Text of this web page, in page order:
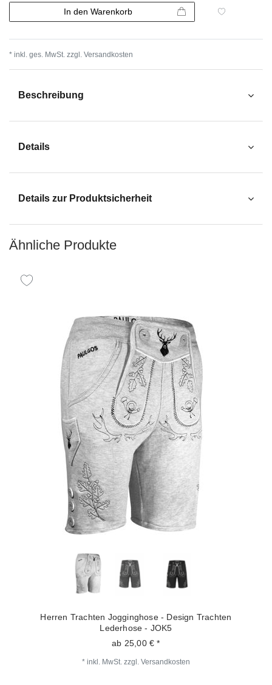
In den Warenkorb
* inkl. ges. MwSt. zzgl. Versandkosten
Beschreibung
Details
Details zur Produktsicherheit
Ähnliche Produkte
Herren Trachten Jogginghose - Design Trachten
Lederhose - JOK5
ab 25,00 € *
* inkl. MwSt. zzgl. Versandkosten